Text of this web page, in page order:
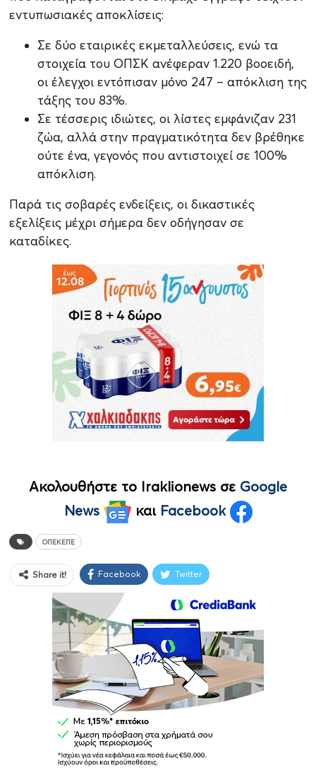
εντυπωσιακές αποκλίσεις:
Σε δύο εταιρικές εκμεταλλεύσεις, ενώ τα
στοιχεία του ΟΠΣΚ ανέφεραν 1.220 βοοειδή,
οι έλεγχοι εντόπισαν μόνο 247 – απόκλιση της
τάξης του 83%.
Σε τέσσερις ιδιώτες, οι λίστες εμφάνιζαν 231
ζώα, αλλά στην πραγματικότητα δεν βρέθηκε
ούτε ένα, γεγονός που αντιστοιχεί σε 100%
απόκλιση.
Παρά τις σοβαρές ενδείξεις, οι δικαστικές
εξελίξεις μέχρι σήμερα δεν οδήγησαν σε
καταδίκες.
Ακολουθήστε το Iraklionews σε Google
News
και Facebook
ΟΠΕΚΕΠΕ
Share it! Facebook Twitter